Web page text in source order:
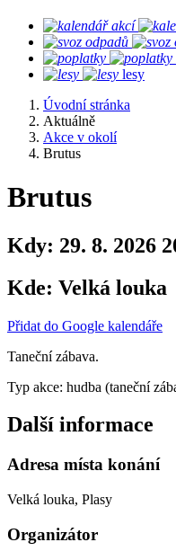
lesy
Úvodní stránka
Aktuálně
Akce v okolí
Brutus
Brutus
Kdy: 29. 8. 2026
Kde: Velká louka
Přidat do Google kalendáře
Taneční zábava.
Typ akce: hudba (taneční
Další informace
Adresa místa konání
Velká louka, Plasy
Organizátor